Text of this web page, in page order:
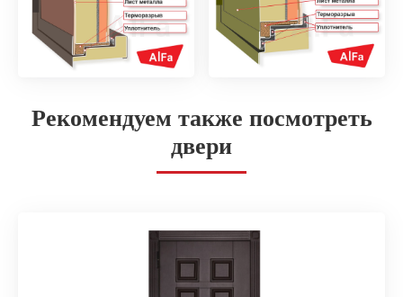
Рекомендуем также посмотреть
двери